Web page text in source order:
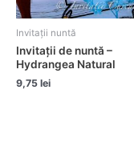
Invitații nuntă
Invitații de nuntă –
Hydrangea Natural
9,75 lei